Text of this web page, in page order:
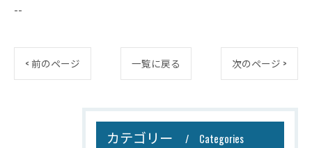
--
< 前のページ 一覧に戻る 次のページ >
カテゴリー Categories